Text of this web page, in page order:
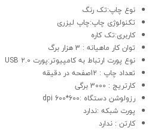
نوع چاپ:تک رنگ
تکنولوژی چاپ:چاپ لیزری
کاربری:تک کاره
توان کار ماهیانه : 3 هزار برگ
نوع پورت ارتباط به کامپیوتر:پورت USB 2.0
تعداد چاپ : 12صفحه در دقیقه
کارتریج : 3000 برگی
رزولوشن دستگاه :600*600 dpi
پورت شبکه :ندارد
کارتن : ندارد